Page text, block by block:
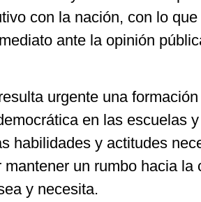
con la nación, con lo
ante la opinión
urgente una formación
en las escuelas
habilidades y actitudes
un rumbo hacia la
y necesita.